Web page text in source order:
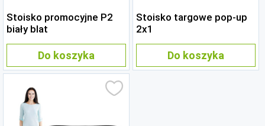
Stoisko promocyjne P2
biały blat
Do koszyka
Stoisko targowe pop-up
2x1
Do koszyka